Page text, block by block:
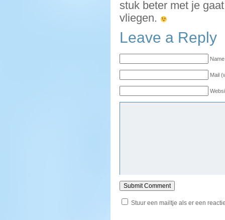
stuk beter met je
vliegen.
Leave a Reply
Mail
Stuur een mailtje als er een